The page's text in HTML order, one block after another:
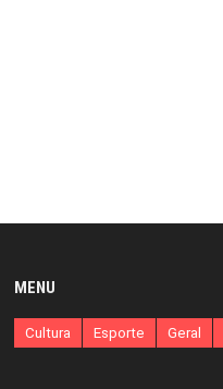
MENU
Cultura Esporte Geral